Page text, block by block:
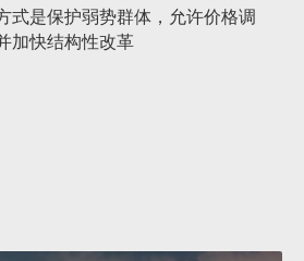
式是保护弱势群体，允许价格调
加快结构性改革